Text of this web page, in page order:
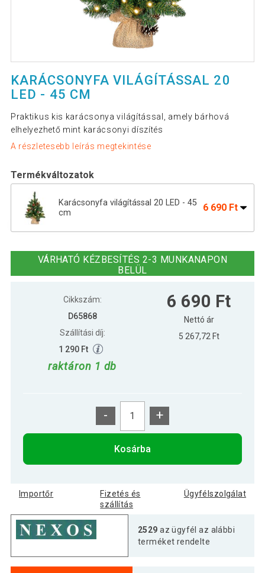
KARÁCSONYFA VILÁGÍTÁSSAL 20
LED - 45 CM
Praktikus kis karácsonya világítással, amely bárhová
elhelyezhető mint karácsonyi díszítés
A részletesebb leírás megtekintése
Termékváltozatok
Karácsonyfa világítással 20 LED - 45
cm
6 690 Ft
- 60 cm
LED 90 cm
13 090 Ft
VÁRHATÓ KÉZBESÍTÉS 2-3 MUNKANAPON
BELÜL
Cikkszám:
D65868
Szállítási díj:
1 290 Ft
raktáron 1 db
6 690 Ft
Nettó ár
5 267,72 Ft
- +
Kosárba
Importőr
Fizetés és
szállítás
Ügyfélszolgálat
2529 az ügyfél az alábbi
terméket rendelte